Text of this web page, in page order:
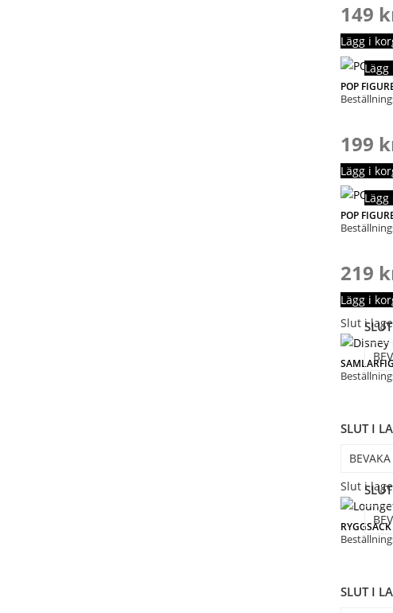
149
Lägg i
POP
199
Lägg i
POP
219
Lägg i
Slut i
SLUT I
Slut i
RYGGSÄCK
SLUT I